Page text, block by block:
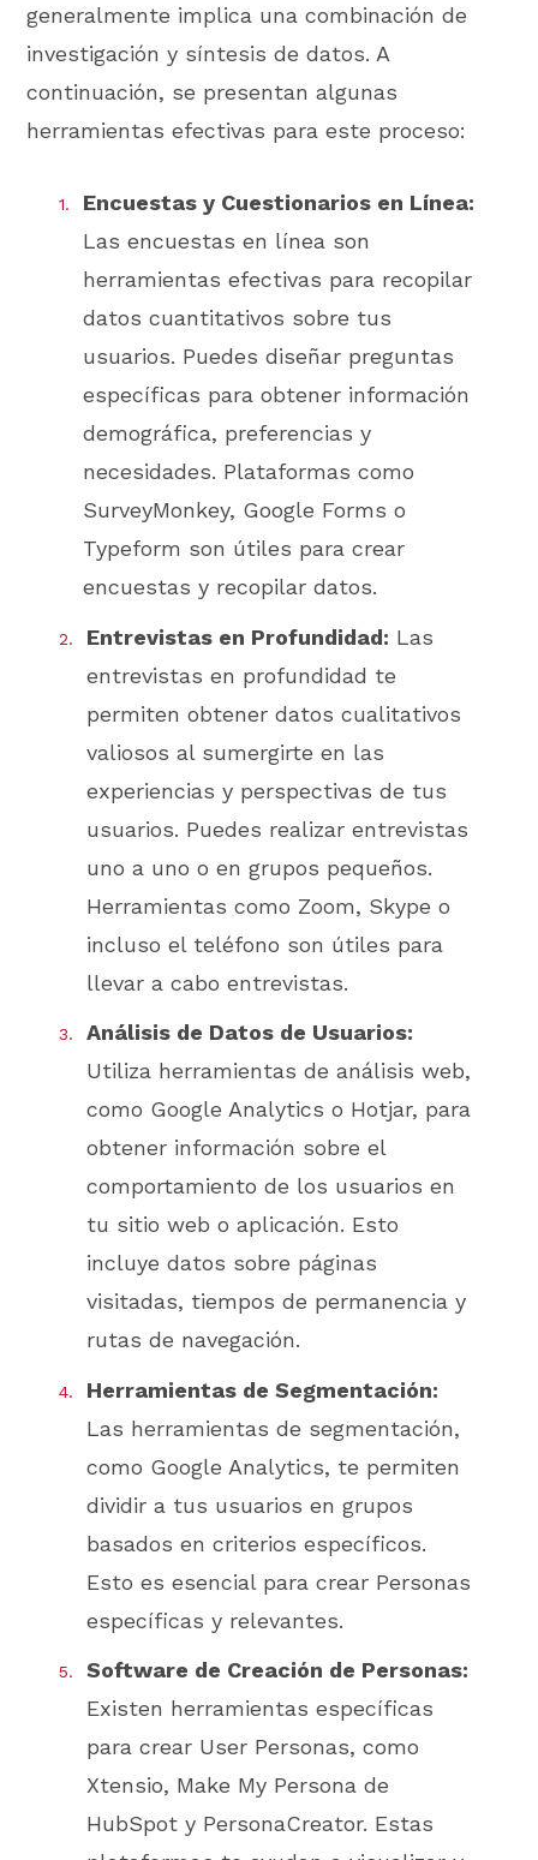
generalmente implica una combinación de
investigación y síntesis de datos. A
continuación, se presentan algunas
herramientas efectivas para este proceso:
Encuestas y Cuestionarios en Línea:
Las encuestas en línea son
herramientas efectivas para recopilar
datos cuantitativos sobre tus
usuarios. Puedes diseñar preguntas
específicas para obtener información
demográfica, preferencias y
necesidades. Plataformas como
SurveyMonkey, Google Forms o
Typeform son útiles para crear
encuestas y recopilar datos.
Entrevistas en Profundidad: Las
entrevistas en profundidad te
permiten obtener datos cualitativos
valiosos al sumergirte en las
experiencias y perspectivas de tus
usuarios. Puedes realizar entrevistas
uno a uno o en grupos pequeños.
Herramientas como Zoom, Skype o
incluso el teléfono son útiles para
llevar a cabo entrevistas.
Análisis de Datos de Usuarios:
Utiliza herramientas de análisis web,
como Google Analytics o Hotjar, para
obtener información sobre el
comportamiento de los usuarios en
tu sitio web o aplicación. Esto
incluye datos sobre páginas
visitadas, tiempos de permanencia y
rutas de navegación.
Herramientas de Segmentación:
Las herramientas de segmentación,
como Google Analytics, te permiten
dividir a tus usuarios en grupos
basados en criterios específicos.
Esto es esencial para crear Personas
específicas y relevantes.
Software de Creación de Personas:
Existen herramientas específicas
para crear User Personas, como
Xtensio, Make My Persona de
HubSpot y PersonaCreator. Estas